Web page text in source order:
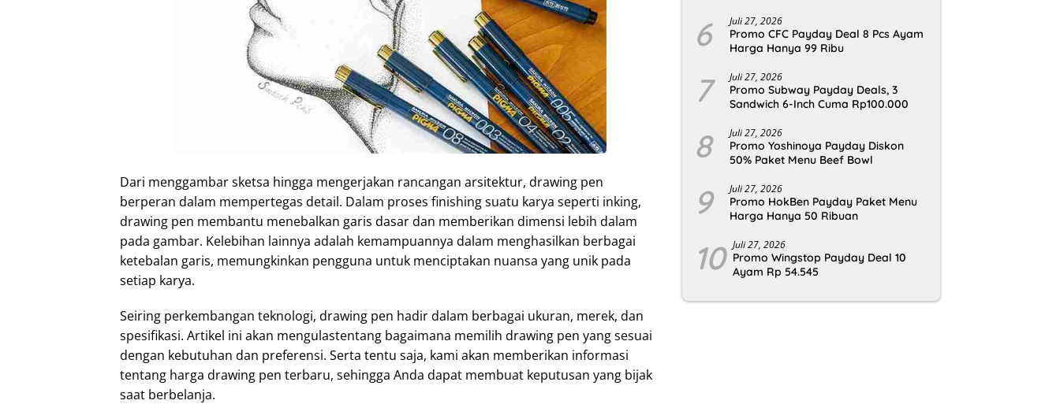
Dari menggambar sketsa hingga mengerjakan rancangan arsitektur, drawing pen
berperan dalam mempertegas detail. Dalam proses finishing suatu karya seperti inking,
drawing pen membantu menebalkan garis dasar dan memberikan dimensi lebih dalam
pada gambar. Kelebihan lainnya adalah kemampuannya dalam menghasilkan berbagai
ketebalan garis, memungkinkan pengguna untuk menciptakan nuansa yang unik pada
setiap karya.
Seiring perkembangan teknologi, drawing pen hadir dalam berbagai ukuran, merek, dan
spesifikasi. Artikel ini akan mengulastentang bagaimana memilih drawing pen yang sesuai
dengan kebutuhan dan preferensi. Serta tentu saja, kami akan memberikan informasi
tentang harga drawing pen terbaru, sehingga Anda dapat membuat keputusan yang bijak
saat berbelanja.
6 Juli 27, 2026
Promo CFC Payday Deal 8 Pcs Ayam
Harga Hanya 99 Ribu
7 Juli 27, 2026
Promo Subway Payday Deals, 3
Sandwich 6-Inch Cuma Rp100.000
8 Juli 27, 2026
Promo Yoshinoya Payday Diskon
50% Paket Menu Beef Bowl
9 Juli 27, 2026
Promo HokBen Payday Paket Menu
Harga Hanya 50 Ribuan
10 Juli 27, 2026
Promo Wingstop Payday Deal 10
Ayam Rp 54.545